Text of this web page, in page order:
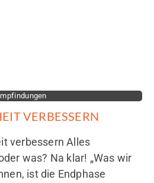
VERBESSERN
verbessern Alles
was? Na klar! „Was wir
ist die Endphase